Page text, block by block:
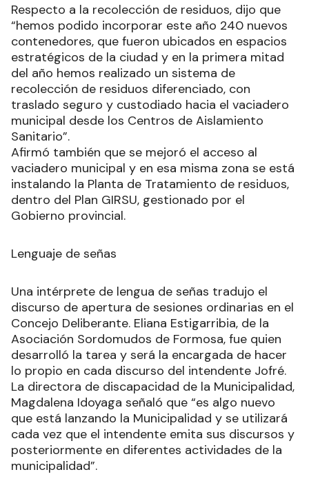
Respecto a la recolección de residuos, dijo que
“hemos podido incorporar este año 240 nuevos
contenedores, que fueron ubicados en espacios
estratégicos de la ciudad y en la primera mitad
del año hemos realizado un sistema de
recolección de residuos diferenciado, con
traslado seguro y custodiado hacia el vaciadero
municipal desde los Centros de Aislamiento
Sanitario”.
Afirmó también que se mejoró el acceso al
vaciadero municipal y en esa misma zona se está
instalando la Planta de Tratamiento de residuos,
dentro del Plan GIRSU, gestionado por el
Gobierno provincial.
Lenguaje de señas
Una intérprete de lengua de señas tradujo el
discurso de apertura de sesiones ordinarias en el
Concejo Deliberante. Eliana Estigarribia, de la
Asociación Sordomudos de Formosa, fue quien
desarrolló la tarea y será la encargada de hacer
lo propio en cada discurso del intendente Jofré.
La directora de discapacidad de la Municipalidad,
Magdalena Idoyaga señaló que “es algo nuevo
que está lanzando la Municipalidad y se utilizará
cada vez que el intendente emita sus discursos y
posteriormente en diferentes actividades de la
municipalidad”.